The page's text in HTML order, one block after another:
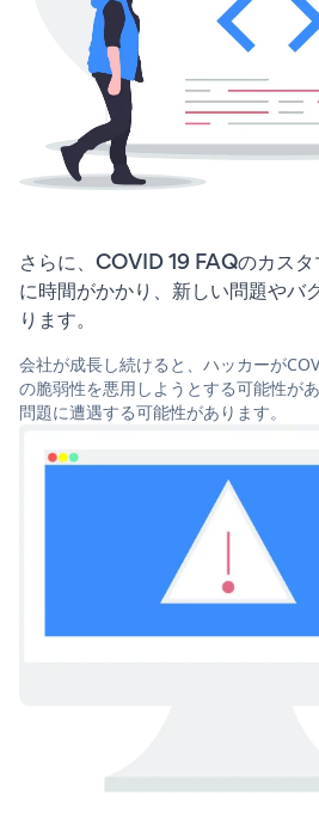
さらに、COVID 19 FAQのカスタ
に時間がかかり、新しい問題やバ
ります。
会社が成長し続けると、ハッカーが
の脆弱性を悪用しようとする可能性が
問題に遭遇する可能性があります。